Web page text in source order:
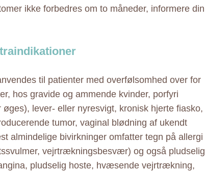
ikke forbedres om to måneder, informere din
til patienter med overfølsomhed over for
hos gravide og ammende kvinder, porfyri
lever- eller nyresvigt, kronisk hjerte fiasko,
tumor, vaginal blødning af ukendt
almindelige bivirkninger omfatter tegn på allergi
vejrtrækningsbesvær) og også pludselig
pludselig hoste, hvæsende vejrtrækning,